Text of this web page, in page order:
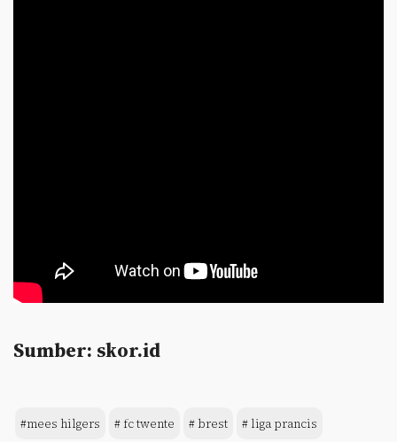
Sumber: skor.id
#mees hilgers # fc twente # brest # liga prancis